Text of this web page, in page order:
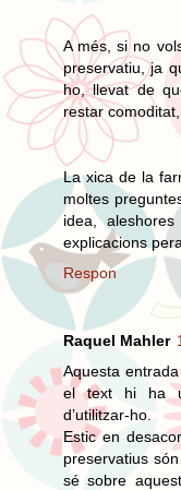
A més, si no
preservatiu, ja
ho, llevat de
restar
La xica de la
moltes
idea,
explicacions
Respon
Raquel Mahler
Aquesta
el text hi ha
d’utilitzar-ho.
Estic en
preservatius
sé sobre